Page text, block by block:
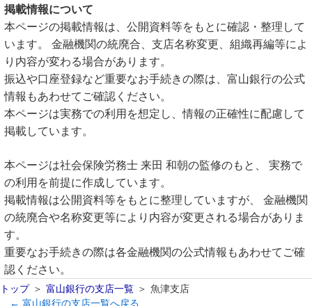
掲載情報について
本ページの掲載情報は、公開資料等をもとに確認・整理して
います。 金融機関の統廃合、支店名称変更、組織再編等によ
り内容が変わる場合があります。
振込や口座登録など重要なお手続きの際は、富山銀行の公式
情報もあわせてご確認ください。
本ページは実務での利用を想定し、情報の正確性に配慮して
掲載しています。
本ページは社会保険労務士 来田 和朝の監修のもと、 実務で
の利用を前提に作成しています。
掲載情報は公開資料等をもとに整理していますが、 金融機関
の統廃合や名称変更等により内容が変更される場合がありま
す。
重要なお手続きの際は各金融機関の公式情報もあわせてご確
認ください。
トップ 富山銀行の支店一覧
魚津支店
← 富山銀行の支店一覧へ戻る